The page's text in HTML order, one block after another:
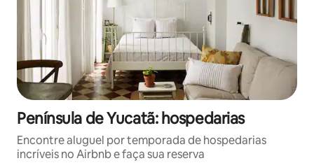
Península de Yucatã: hospedarias
Encontre aluguel por temporada de hospedarias
incríveis no Airbnb e faça sua reserva